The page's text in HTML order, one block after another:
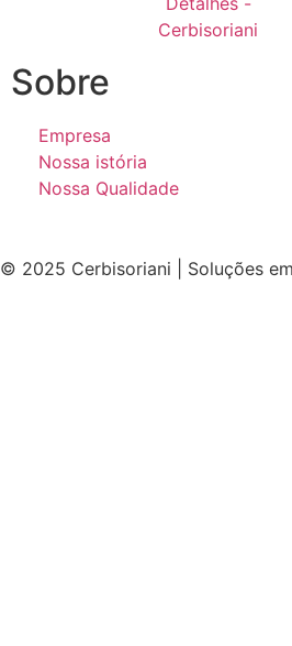
Sobre
Empresa
Nossa istória
Nossa Qualidade
© 2025 Cerbisoriani | Soluções